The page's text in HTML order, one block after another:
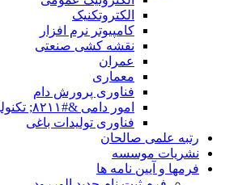
الکتروتکنیک
کامپیوتر نرم افزار
نقشه کشی صنعتی
عمران
معماری
فناوری پرورش دام
امور دامی &#۸۲۱۱; تکنولوژی پرورش طیور
فناوری تولیدات باغی
رتبه علمی صالحان
نشریات موسسه
فرمها و آیین نامه ها